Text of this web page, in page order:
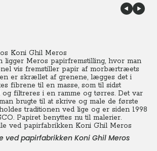
Koni Ghil Meros
ligger Meros papirfremstilling, hvor man
vis fremstiller papir af morbærtræets
er skrællet af grenene, lægges det i
fibrene til en masse, som til sidst
og filtreres i en ramme og tørres. Det var
brugte til at skrive og male de første
traditionen ved lige og er siden 1998
Papiret benyttes nu til malerier.
ved papirfabrikken Koni Ghil Meros